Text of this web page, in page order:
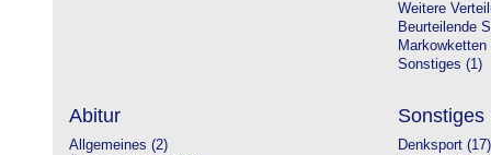
Weitere
Beurteilende
Markowketten
Sonstiges (1)
Abitur
Allgemeines (2)
Sonstiges
Denksport (17)